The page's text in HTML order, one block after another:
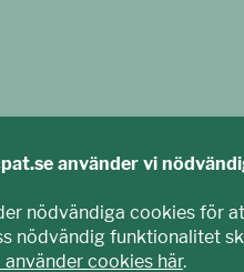
använder vi
nödvändiga cookies för
nödvändig funktionalitet
cookies här.